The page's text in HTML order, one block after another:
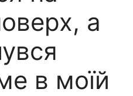
а
в моїй